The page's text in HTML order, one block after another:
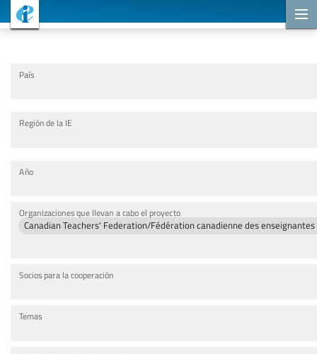
País
Región de la IE
Año
Organizaciones que llevan a cabo el proyecto
Canadian Teachers' Federation/Fédération canadienne des enseignantes
Socios para la cooperación
Temas